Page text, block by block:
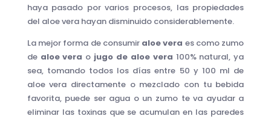
haya pasado por varios procesos, las propiedades
del aloe vera hayan disminuido considerablemente.
La mejor forma de consumir aloe vera es como zumo
de aloe vera o jugo de aloe vera 100% natural, ya
sea, tomando todos los días entre 50 y 100 ml de
aloe vera directamente o mezclado con tu bebida
favorita, puede ser agua o un zumo te va ayudar a
eliminar las toxinas que se acumulan en las paredes